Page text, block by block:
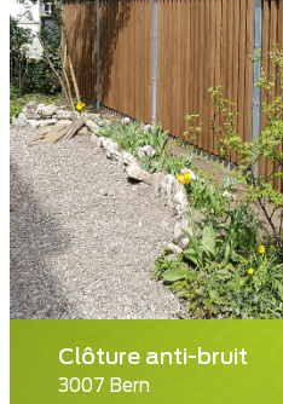
Clôture anti-bruit
3007 Bern